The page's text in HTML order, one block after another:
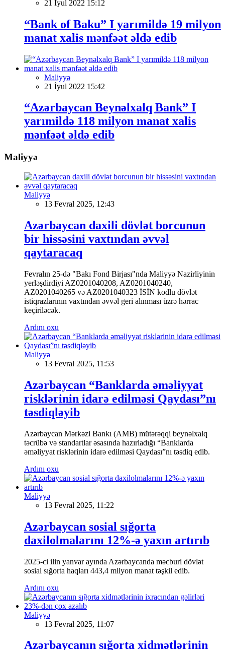
21 İyul 2022 15:12
“Bank of Baku” I yarımildə 19 milyon
manat xalis mənfəət əldə edib
Maliyyə
21 İyul 2022 15:42
“Azərbaycan Beynəlxalq Bank” I
yarımildə 118 milyon manat xalis
mənfəət əldə edib
Maliyyə
Maliyyə
13 Fevral 2025, 12:43
Azərbaycan daxili dövlət borcunun
bir hissəsini vaxtından əvvəl
qaytaracaq
Fevralın 25-də "Bakı Fond Birjası"nda Maliyyə Nazirliyinin
yerləşdirdiyi AZ0201040208, AZ0201040240,
AZ0201040265 və AZ0201040323 İSİN kodlu dövlət
istiqrazlarının vaxtından əvvəl geri alınması üzrə hərrac
keçiriləcək.
Ardını oxu
Maliyyə
13 Fevral 2025, 11:53
Azərbaycan “Banklarda əməliyyat
risklərinin idarə edilməsi Qaydası”nı
təsdiqləyib
Azərbaycan Mərkəzi Bankı (AMB) mütərəqqi beynəlxalq
təcrübə və standartlar əsasında hazırladığı “Banklarda
əməliyyat risklərinin idarə edilməsi Qaydası”nı təsdiq edib.
Ardını oxu
Maliyyə
13 Fevral 2025, 11:22
Azərbaycan sosial sığorta
daxilolmalarını 12%-ə yaxın artırıb
2025-ci ilin yanvar ayında Azərbaycanda məcburi dövlət
sosial sığorta haqları 443,4 milyon manat təşkil edib.
Ardını oxu
Maliyyə
13 Fevral 2025, 11:07
Azərbaycanın sığorta xidmətlərinin